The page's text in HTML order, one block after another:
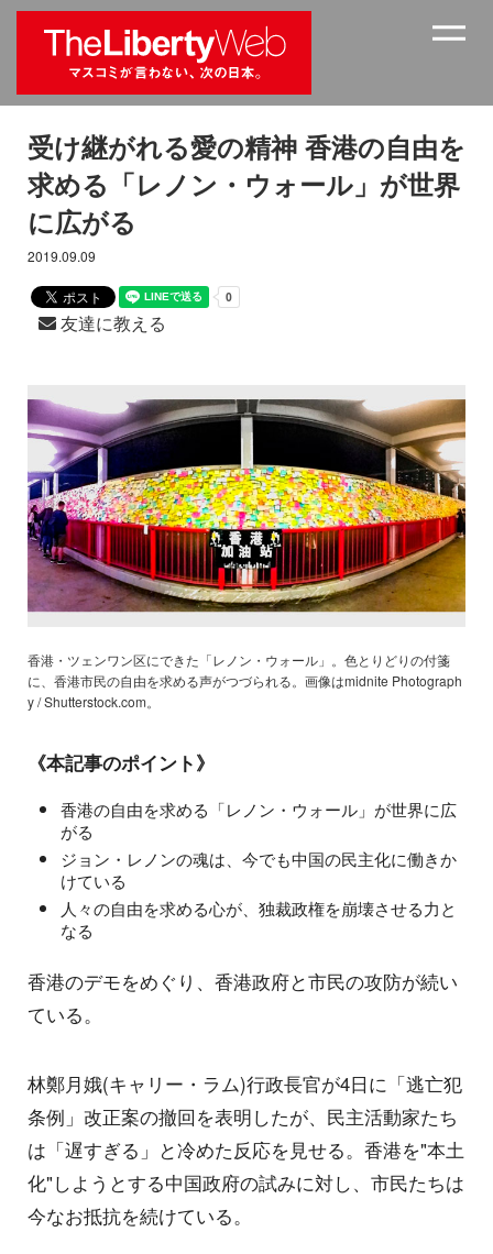
受け継がれる愛の精神 香港の自由を
求める「レノン・ウォール」が世界
に広がる
2019.09.09
友達に教える
香港・ツェンワン区にできた「レノン・ウォール」。色とりどりの付箋
に、香港市民の自由を求める声がつづられる。画像はmidnite Photograph
y / Shutterstock.com。
《本記事のポイント》
香港の自由を求める「レノン・ウォール」が世界に広
がる
ジョン・レノンの魂は、今でも中国の民主化に働きか
けている
人々の自由を求める心が、独裁政権を崩壊させる力と
なる
香港のデモをめぐり、香港政府と市民の攻防が続い
ている。
林鄭月娥(キャリー・ラム)行政長官が4日に「逃亡犯
条例」改正案の撤回を表明したが、民主活動家たち
は「遅すぎる」と冷めた反応を見せる。香港を"本土
化"しようとする中国政府の試みに対し、市民たちは
今なお抵抗を続けている。